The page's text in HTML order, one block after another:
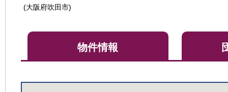
(大阪府吹田市)
物件情報